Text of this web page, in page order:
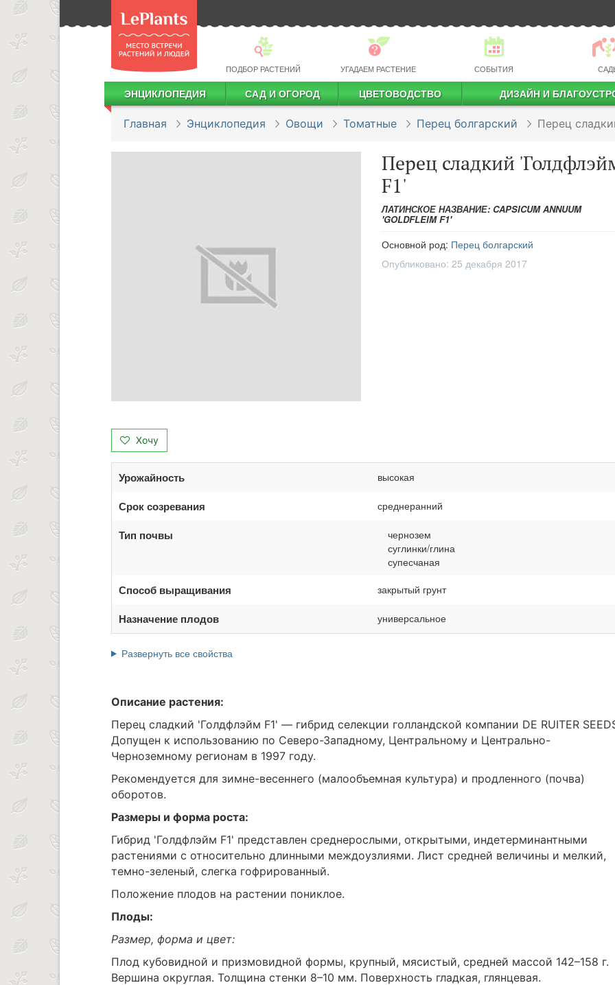
ПОДБОР РАСТЕНИЙ УГАДАЕМ РАСТЕНИЕ СОБЫТИЯ
ЭНЦИКЛОПЕДИЯ САД И ОГОРОД ЦВЕТОВОДСТВО ДИЗАЙН И
Главная Энциклопедия Овощи Томатные Перец болгарский Перец
Перец сладкий
F1'
ЛАТИНСКОЕ НАЗВАНИЕ: CAPSICUM ANNUUM
'GOLDFLEIM F1'
Основной род: Перец болгарский
Опубликовано: 25 декабря 2017
Хочу
Урожайность высокая
Срок созревания среднеранний
Тип почвы
чернозем
суглинки/глина
супесчаная
Способ выращивания закрытый грунт
Назначение плодов универсальное
Развернуть все свойства
Описание растения:
Перец сладкий 'Голдфлэйм F1' — гибрид селекции голландской компании DE RUITER
Допущен к использованию по Северо-Западному, Центральному и Центрально-
Черноземному регионам в 1997 году.
Рекомендуется для зимне-весеннего (малообъемная культура) и продленного (почва)
оборотов.
Размеры и форма роста:
Гибрид 'Голдфлэйм F1' представлен среднерослыми, открытыми, индетерминантными
растениями с относительно длинными междоузлиями. Лист средней величины и мелкий,
темно-зеленый, слегка гофрированный.
Положение плодов на растении пониклое.
Плоды:
Размер, форма и цвет:
Плод кубовидной и призмовидной формы, крупный, мясистый, средней массой 142–158 г.
Вершина округлая. Толщина стенки 8–10 мм. Поверхность гладкая, глянцевая.